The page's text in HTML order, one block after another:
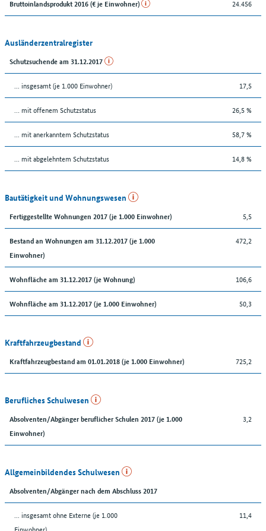
Bruttoinlandsprodukt 2016 (€ je Einwohner) 24.456
Ausländerzentralregister
Schutzsuchende am 31.12.2017
... insgesamt (je 1.000 Einwohner) 17,5
… mit offenem Schutzstatus 26,5 %
... mit anerkanntem Schutzstatus 58,7 %
... mit abgelehntem Schutzstatus 14,8 %
Bautätigkeit und Wohnungswesen
Fertiggestellte Wohnungen 2017 (je 1.000 Einwohner) 5,5
Bestand an Wohnungen am 31.12.2017 (je 1.000
Einwohner)
472,2
Wohnfläche am 31.12.2017 (je Wohnung) 106,6
Wohnfläche am 31.12.2017 (je 1.000 Einwohner) 50,3
Kraftfahrzeugbestand
Kraftfahrzeugbestand am 01.01.2018 (je 1.000 Einwohner) 725,2
Berufliches Schulwesen
Absolventen/Abgänger beruflicher Schulen 2017 (je 1.000
Einwohner)
3,2
Allgemeinbildendes Schulwesen
Absolventen/Abgänger nach dem Abschluss 2017
... insgesamt ohne Externe (je 1.000
Einwohner)
11,4